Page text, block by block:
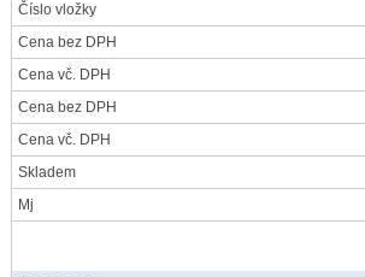
Číslo vložky
Cena bez DPH
Cena vč. DPH
Cena bez DPH
Cena vč. DPH
Skladem
Mj